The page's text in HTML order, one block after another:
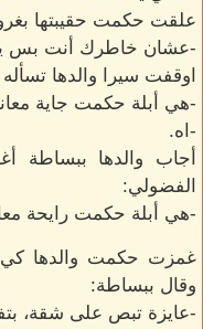
علقت حكمت حقيبتها
-عشان خاطرك أنت بس يا
اوقفت سيرا والدها
-هي أبلة حكمت جاية معانا
-اه.
أجاب والدها ببساطة
الفضولي:
-هي أبلة حكمت رايحة
غمزت حكمت والدها كي
وقال ببساطة:
-عايزة تبص على شقة،